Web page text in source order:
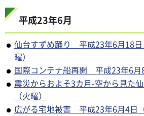
平成23年6月
仙台すずめ踊り 平成23年6月18日
曜）
国際コンテナ船再開 平成23年6月8
震災からおよそ3カ月-空から見た
（火曜）
広がる宅地被害 平成23年6月4日（